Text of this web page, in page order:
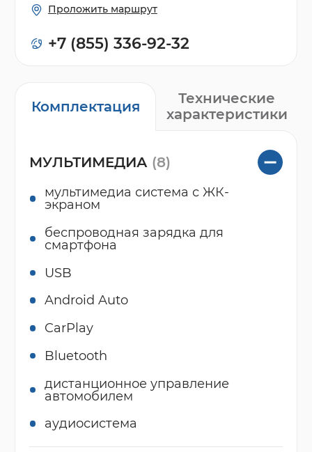
Комплектация
Технические
характеристики
МУЛЬТИМЕДИА (8)
мультимедиа система с ЖК-
экраном
беспроводная зарядка для
смартфона
USB
Android Auto
CarPlay
Bluetooth
дистанционное управление
автомобилем
аудиосистема
Проложить маршрут
+7 (855) 336-92-32